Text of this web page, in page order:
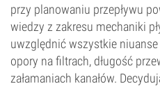
przy planowaniu przepływu
wiedzy z zakresu mechaniki
uwzględnić wszystkie
opory na filtrach, długość
załamaniach kanałów.